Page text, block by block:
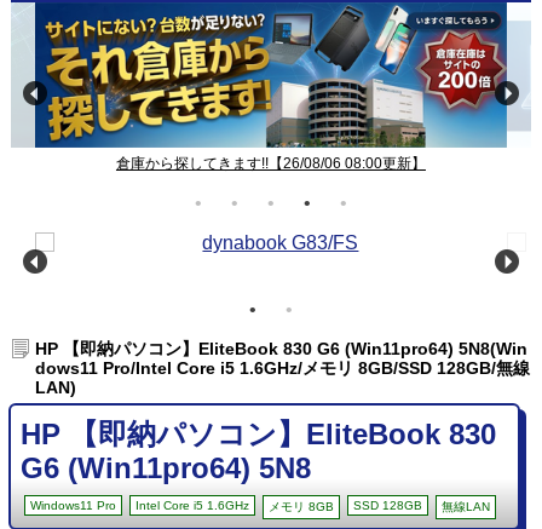
倉庫から探してきます!!【26/08/06 08:00更新】
HP 【即納パソコン】EliteBook 830 G6 (Win11pro64) 5N8(Win
dows11 Pro/Intel Core i5 1.6GHz/メモリ 8GB/SSD 128GB/無線
LAN)
HP 【即納パソコン】EliteBook 830
G6 (Win11pro64) 5N8
Windows11 Pro Intel Core i5 1.6GHz メモリ 8GB SSD 128GB 無線LAN